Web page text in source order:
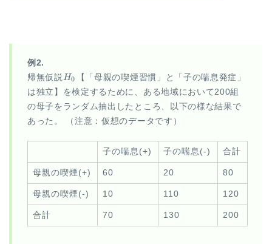
例2.
帰無仮説 H_0
H0
【「母親の喫煙習慣」と「子の喘息発症」
は独立】を検定するために、ある地域において200組
の母子をランダム抽出したところ、以下の様な結果で
あった。 （注意：仮想のデータです）
子の喘息(+) 子の喘息(-) 合計
母親の喫煙(+) 60 20 80
母親の喫煙(-) 10 110 120
合計 70 130 200